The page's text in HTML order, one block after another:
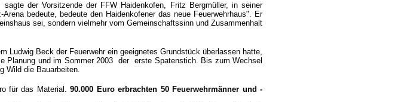
der Vorsitzende der FFW Haidenkofen, Fritz Bergmüller, in seiner
bedeute, bedeute den Haidenkofener das neue Feuerwehrhaus". Er
sei, sondern vielmehr vom Gemeinschaftssinn und Zusammenhalt
Ludwig Beck der Feuerwehr ein geeignetes Grundstück überlassen hatte,
Planung und im Sommer 2003 der erste Spatenstich. Bis zum Wechsel
Wild die Bauarbeiten.
für das Material.90.000 Euro erbrachten 50 Feuerwehrmänner und -